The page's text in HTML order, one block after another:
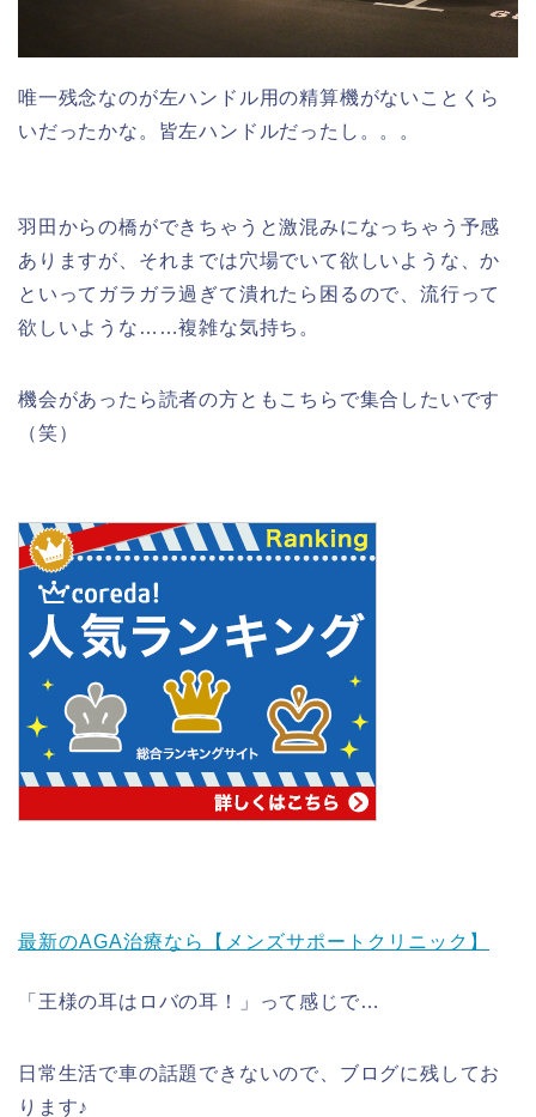
唯一残念なのが左ハンドル用の精算機がないことくら
いだったかな。皆左ハンドルだったし。。。
羽田からの橋ができちゃうと激混みになっちゃう予感
ありますが、それまでは穴場でいて欲しいような、か
といってガラガラ過ぎて潰れたら困るので、流行って
欲しいような……複雑な気持ち。
機会があったら読者の方ともこちらで集合したいです
（笑）
最新のAGA治療なら【メンズサポートクリニック】
「王様の耳はロバの耳！」って感じで…
日常生活で車の話題できないので、ブログに残してお
ります♪